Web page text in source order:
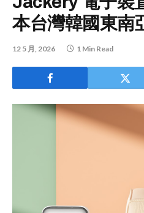
本台灣韓國東南
12 5 月, 2026 1 Min Read